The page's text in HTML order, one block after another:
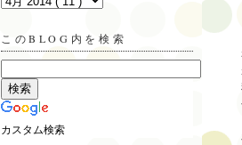
このBLOG内を検索
カスタム検索